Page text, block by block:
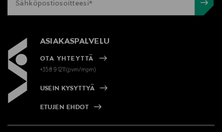
ASIAKASPALVELU
OTA YHTEYTTÄ
+358 9 1211(pvm/mpm)
USEIN KYSYTTYÄ
ETUJEN EHDOT